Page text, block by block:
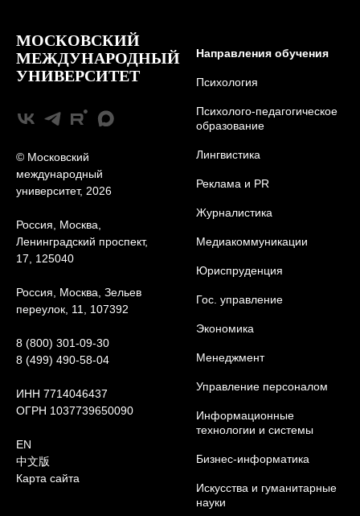
МОСКОВСКИЙ
МЕЖДУНАРОДНЫЙ
УНИВЕРСИТЕТ
© Московский
международный
университет, 2026
Россия, Москва,
Ленинградский проспект,
17, 125040
Россия, Москва, Зельев
переулок, 11, 107392
8 (800) 301-09-30
8 (499) 490-58-04
ИНН 7714046437
ОГРН 1037739650090
EN
中文版
Карта сайта
Направления обучения
Психология
Психолого-педагогическое
образование
Лингвистика
Реклама и PR
Журналистика
Медиакоммуникации
Юриcпруденция
Гос. управление
Экономика
Менеджмент
Управление персоналом
Информационные
технологии и системы
Бизнес-информатика
Искусства и гуманитарные
науки